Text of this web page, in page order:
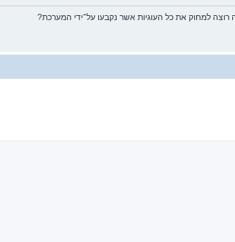
למחוק את כל העוגיות אשר נקבעו על־ידי המערכת?